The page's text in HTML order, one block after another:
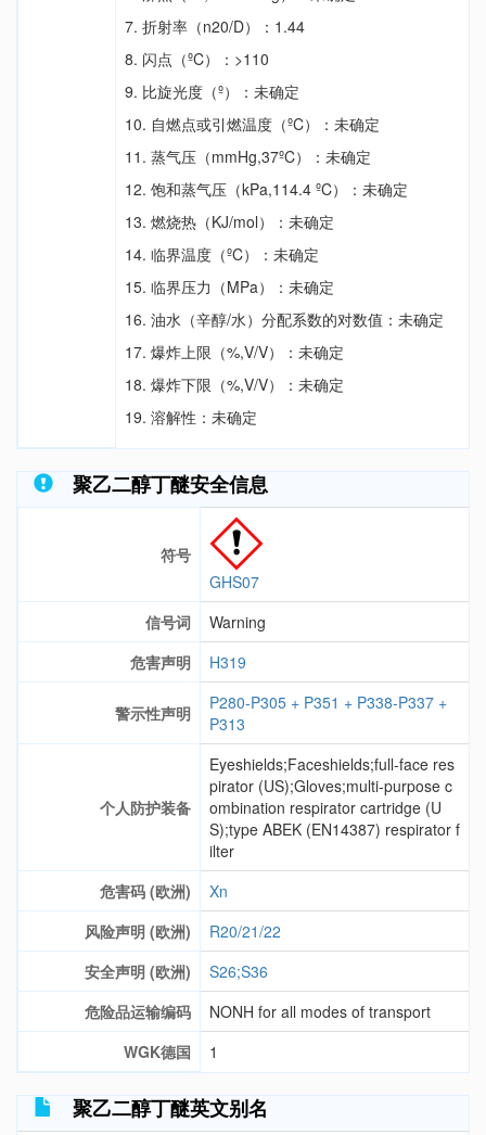
7. 折射率（n20/D）：1.44
8. 闪点（ºC）：>110
9. 比旋光度（º）：未确定
10. 自燃点或引燃温度（ºC）：未确定
11. 蒸气压（mmHg,37ºC）：未确定
12. 饱和蒸气压（kPa,114.4 ºC）：未确定
13. 燃烧热（KJ/mol）：未确定
14. 临界温度（ºC）：未确定
15. 临界压力（MPa）：未确定
16. 油水（辛醇/水）分配系数的对数值：未确定
17. 爆炸上限（%,V/V）：未确定
18. 爆炸下限（%,V/V）：未确定
19. 溶解性：未确定
聚乙二醇丁醚安全信息
符号
GHS07
信号词
Warning
危害声明
H319
警示性声明
P280-P305 + P351 + P338-P337 +
P313
个人防护装备
Eyeshields;Faceshields;full-face res
pirator (US);Gloves;multi-purpose c
ombination respirator cartridge (U
S);type ABEK (EN14387) respirator f
ilter
危害码 (欧洲)
Xn
风险声明 (欧洲)
R20/21/22
安全声明 (欧洲)
S26;S36
危险品运输编码
NONH for all modes of transport
WGK德国
1
聚乙二醇丁醚英文别名